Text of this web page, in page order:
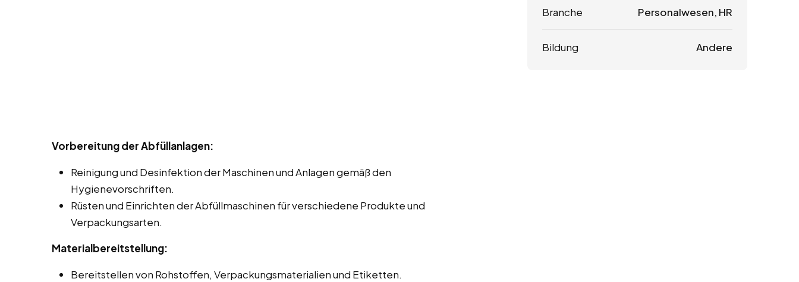
Vorbereitung der Abfüllanlagen:
Reinigung und Desinfektion der Maschinen und Anlagen gemäß den
Hygienevorschriften.
Rüsten und Einrichten der Abfüllmaschinen für verschiedene Produkte und
Verpackungsarten.
Materialbereitstellung:
Bereitstellen von Rohstoffen, Verpackungsmaterialien und Etiketten.
Branche Personalwesen, HR
Bildung Andere